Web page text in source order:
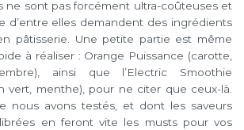
ne sont pas forcément ultra-coûteuses et
d’entre elles demandent des ingrédients
pâtisserie. Une petite partie est même
à réaliser : Orange Puissance (carotte,
ainsi que l’Electric Smoothie
vert, menthe), pour ne citer que ceux-là.
nous avons testés, et dont les saveurs
en feront vite les musts pour vos